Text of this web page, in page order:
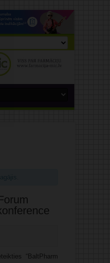
“BaltPharm